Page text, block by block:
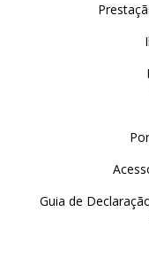
Guia de